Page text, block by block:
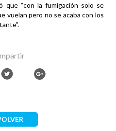
que “con la fumigación solo se
vuelan pero no se acaba con los